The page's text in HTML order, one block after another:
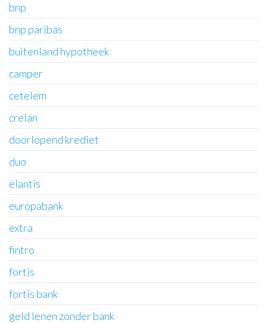
bnp
bnp paribas
buitenland hypotheek
camper
cetelem
crelan
doorlopend krediet
duo
elantis
europabank
extra
fintro
fortis
fortis bank
geld lenen zonder bank